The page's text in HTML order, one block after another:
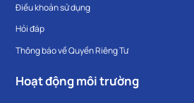
Điều khoản sử dụng
Hỏi đáp
Thông báo về Quyền Riêng Tư
Hoạt động môi trường